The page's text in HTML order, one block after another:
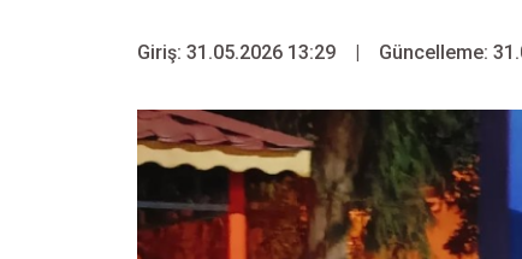
Giriş: 31.05.2026 13:29 | Güncelleme: